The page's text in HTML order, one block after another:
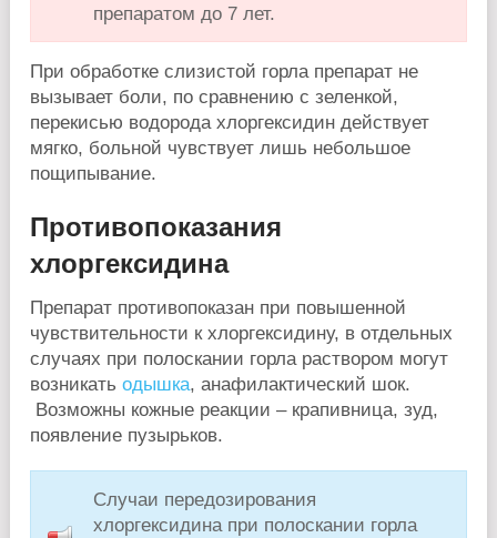
препаратом до 7 лет.
При обработке слизистой горла препарат не
вызывает боли, по сравнению с зеленкой,
перекисью водорода хлоргексидин действует
мягко, больной чувствует лишь небольшое
пощипывание.
Противопоказания
хлоргексидина
Препарат противопоказан при повышенной
чувствительности к хлоргексидину, в отдельных
случаях при полоскании горла раствором могут
возникать одышка, анафилактический шок.
Возможны кожные реакции – крапивница, зуд,
появление пузырьков.
Случаи передозирования
хлоргексидина при полоскании горла